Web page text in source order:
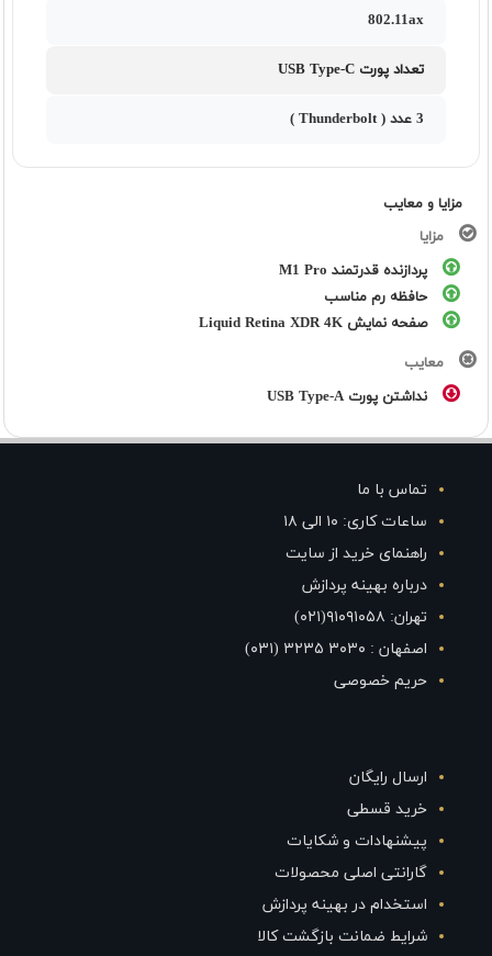
802.11ax
تعداد پورت USB Type-C
3 عدد ( Thunderbolt )
مزایا و معایب
مزایا
پردازنده قدرتمند M1 Pro
حافظه رم مناسب
صفحه نمایش Liquid Retina XDR 4K
معایب
نداشتن پورت USB Type-A
تماس با ما
ساعات کاری: ۱۰ الی ۱۸
راهنمای خرید از سایت
درباره بهینه پردازش
تهران: ۹۱۰۹۱۰۵۸(۰۲۱)
اصفهان : ۳۰۳۰ ۳۲۳۵ (۰۳۱)
حریم خصوصی
ارسال رایگان
خرید قسطی
پیشنهادات و شکایات
گارانتی اصلی محصولات
استخدام در بهینه پردازش
شرایط ضمانت بازگشت کالا